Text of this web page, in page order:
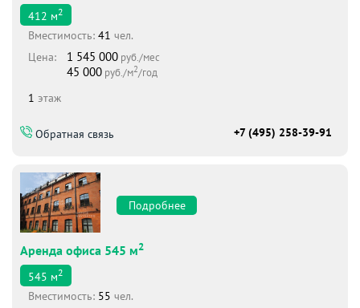
412 м2
Вместимоcть: 41 чел.
Цена:
1 545 000 руб./мес
45 000 руб./м2/год
1 этаж
Обратная связь +7 (495) 258-39-91
Подробнее
Аренда офиса 545 м2
545 м2
Вместимоcть: 55 чел.